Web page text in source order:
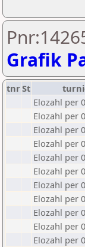
Grafik
tnrSt
Elozahl per
Elozahl per
Elozahl per
Elozahl per
Elozahl per
Elozahl per
Elozahl per
Elozahl per
Elozahl per
Elozahl per
Elozahl per